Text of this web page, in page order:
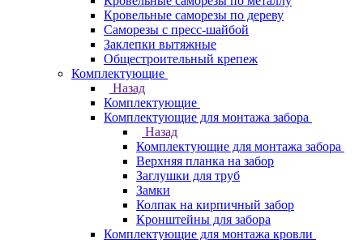
Кровельные саморезы по дереву
Саморезы с пресс-шайбой
Заклепки вытяжные
Общестроительный крепеж
Комплектующие
Назад
Комплектующие
Комплектующие для монтажа забора
Назад
Комплектующие для монтажа забора
Верхняя планка на забор
Заглушки для труб
Замки
Колпак на кирпичный забор
Кронштейны для забора
Комплектующие для монтажа кровли